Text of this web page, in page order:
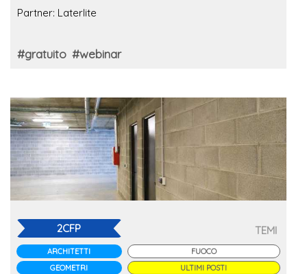
Partner: Laterlite
#gratuito #webinar
2CFP
ARCHITETTI
GEOMETRI
TEMI
FUOCO
ULTIMI POSTI